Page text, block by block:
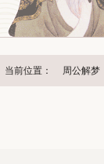
当前位置： 周公解梦